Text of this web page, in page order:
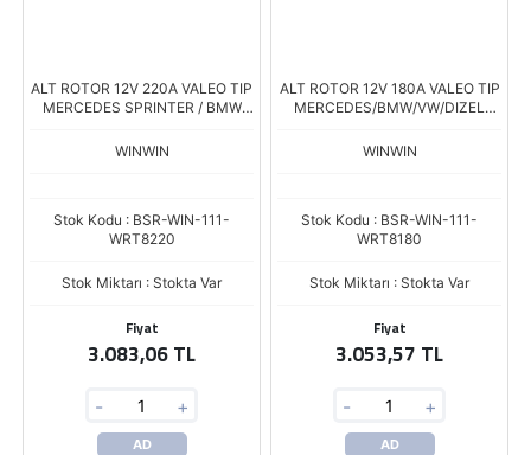
ALT ROTOR 12V 220A VALEO TIP
MERCEDES SPRINTER / BMW
WINWIN
Stok Kodu : BSR-WIN-111-
WRT8220
Stok Miktarı : Stokta Var
Fiyat
3.083,06 TL
- +
AD
ALT ROTOR 12V 180A VALEO TIP
MERCEDES/BMW/VW/DIZEL
8800
WINWIN
Stok Kodu : BSR-WIN-111-
WRT8180
Stok Miktarı : Stokta Var
Fiyat
3.053,57 TL
- +
AD